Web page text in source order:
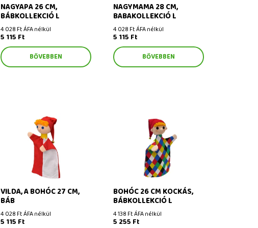
NAGYAPA 26 CM,
BÁBKOLLEKCIÓ L
4 028 Ft ÁFA nélkül
5 115 Ft
BŐVEBBEN
NAGYMAMA 28 CM,
BABAKOLLEKCIÓ L
4 028 Ft ÁFA nélkül
5 115 Ft
BŐVEBBEN
Vilda, a bohóc 27 cm, báb
VILDA, A BOHÓC 27 CM,
BÁB
4 028 Ft ÁFA nélkül
5 115 Ft
Bohóc 26 cm kockás,
bábkollekció L
BOHÓC 26 CM KOCKÁS,
BÁBKOLLEKCIÓ L
4 138 Ft ÁFA nélkül
5 255 Ft